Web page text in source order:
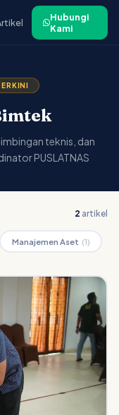
Hubungi
Kami
teknis, dan
PUSLATNAS
2 artikel
Manajemen Aset (1)